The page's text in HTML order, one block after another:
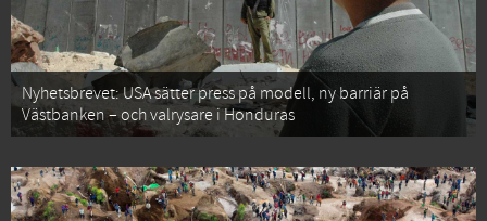
Nyhetsbrevet: USA sätter press på modell, ny barriär på
Västbanken – och valrysare i Honduras